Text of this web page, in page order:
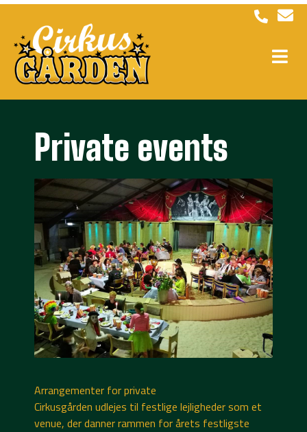
Private events
Arrangementer for private
Cirkusgården udlejes til festlige lejligheder som et
venue, der danner rammen for årets festligste